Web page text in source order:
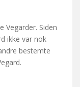
Vegarder. Siden
ikke var nok
bestemte